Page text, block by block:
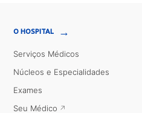
O HOSPITAL →
Serviços Médicos
Núcleos e Especialidades
Exames
Seu Médico